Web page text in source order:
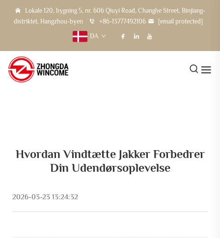
Lokale 120, bygning 5, nr. 606 Qiuyi Road, Changhe Street, Binjiang-
distriktet, Hangzhou-byen
+86-13777492106
[email protected]
DA
Hvordan Vindtætte Jakker Forbedrer
Din Udendørsoplevelse
2026-03-23 13:24:32